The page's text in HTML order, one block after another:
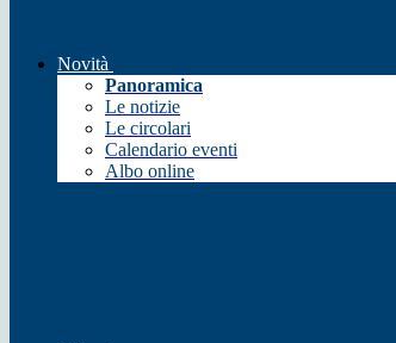
Novità
Panoramica
Le notizie
Le circolari
Calendario eventi
Albo online